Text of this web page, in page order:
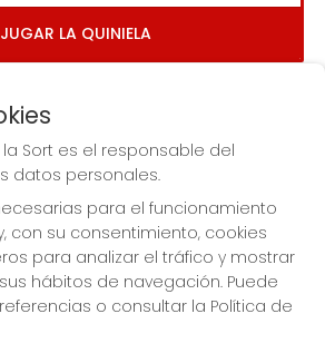
JUGAR LA QUINIELA
LA SORT
la Sort es el responsable del
datos personales.
para el funcionamiento
con su consentimiento, cookies
para analizar el tráfico y mostrar
hábitos de navegación. Puede
o consultar la Política de